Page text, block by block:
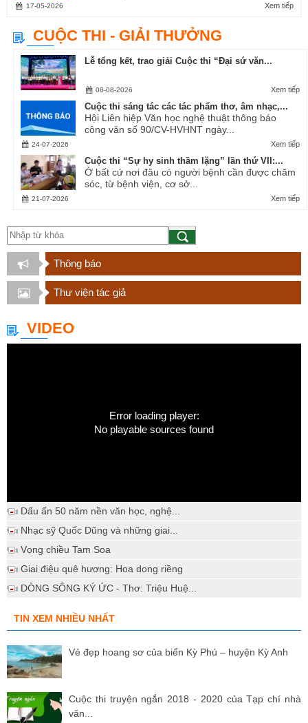
Xem tiếp
17-05-2026
CUỘC THI - GIẢI THƯỞNG
Lễ tổng kết, trao giải Cuộc thi “Đại sứ văn...
Xem tiếp
08-08-2026
Cuộc thi sáng tác các tác phẩm thơ, âm nhạc,...
Hội Liên hiệp Văn học nghệ thuật thông báo
công văn số 90/CV-HVHNT ngày...
Xem tiếp
24-07-2026
Cuộc thi “Sự hy sinh thầm lặng” lần thứ VII:...
Ở bất cứ nơi đâu có người bệnh cần được chăm
sóc, từ bệnh viện, cơ sở...
Xem tiếp
21-07-2026
Thông báo
Thư viện tác giả
VIDEO
Error loading player:
No playable sources found
Dấu ấn 50 năm nền văn học, nghệ...
Nhạc sỹ Quốc Dũng và những giai...
Vọng chiều Tam Soa
Giai điệu quê hương: Hoa dong riềng
DÒNG SÔNG KÝ ỨC - Thơ: Triệu Huệ...
TIN XEM NHIỀU NHẤT
Vẻ đẹp hoang sơ của biển Kỳ Phú – huyện Kỳ Anh
Cuộc thi truyện ngắn 2018 - 2020 của Tạp chí nhà
văn...